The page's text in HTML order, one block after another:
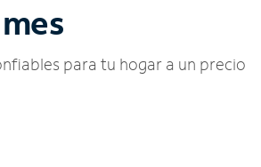
para tu hogar a un precio